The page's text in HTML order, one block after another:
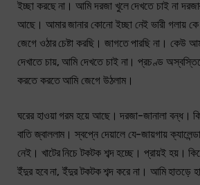
ইচ্ছা করছে না। আমি দরজা খুলে দেখতে চাই না
আছে। আমার জানার কোনো ইচ্ছা নেই ভারী গলায়
জেগে ওঠার চেষ্টা করছি। জাগতে পারছি না। কেউ
দেখাতে চায়, আমি দেখতে চাই না। প্রচণ্ড
করতে করতে আমি জেগে উঠলাম।
ঘরের হাওয়া গরম হয়ে আছে। দরজা-জানালা বন্ধ।
বাতি জ্বাললাম। স্বপ্নে দেয়ালে যে-জায়গায়
নেই। খাটের নিচে টকটক শব্দ হচ্ছে। প্রায়ই হয়।
ইঁদুর হবে না, ইঁদুর টকটক শব্দ করে না। আমি হাতড়ে